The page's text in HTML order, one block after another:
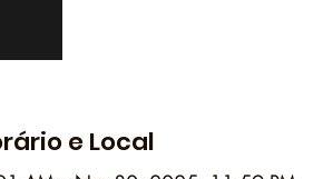
e Local